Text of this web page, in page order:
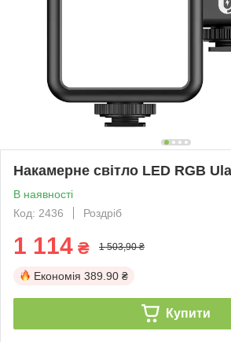
Накамерне світло LED RGB
В наявності
Код: 2436
Роздріб
1 114 ₴ 1 503,90 ₴
Економія 389.90 ₴
Купити